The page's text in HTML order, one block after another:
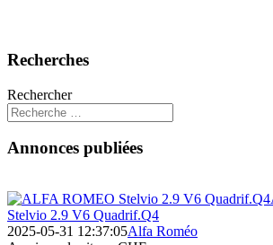
Recherches
Rechercher
Annonces publiées
Stelvio 2.9 V6 Quadrif.Q4
2025-05-31 12:37:05Alfa Roméo